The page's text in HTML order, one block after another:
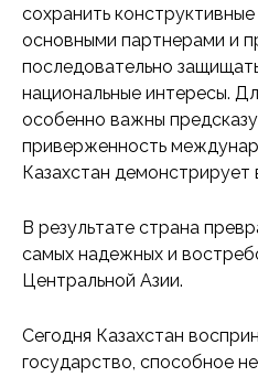
сохранить
основными партнерами и
последовательно
национальные интересы.
особенно важны
приверженность
Казахстан демонстрирует
В результате страна
самых надежных и
Центральной Азии.
Сегодня Казахстан
государство, способное